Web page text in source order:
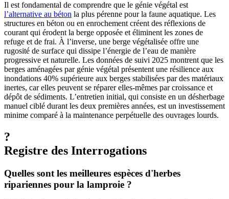
Il est fondamental de comprendre que le génie végétal est
l’alternative au béton la plus pérenne pour la faune aquatique. Les
structures en béton ou en enrochement créent des réflexions de
courant qui érodent la berge opposée et éliminent les zones de
refuge et de frai. À l’inverse, une berge végétalisée offre une
rugosité de surface qui dissipe l’énergie de l’eau de manière
progressive et naturelle. Les données de suivi 2025 montrent que les
berges aménagées par génie végétal présentent une résilience aux
inondations 40% supérieure aux berges stabilisées par des matériaux
inertes, car elles peuvent se réparer elles-mêmes par croissance et
dépôt de sédiments. L’entretien initial, qui consiste en un désherbage
manuel ciblé durant les deux premières années, est un investissement
minime comparé à la maintenance perpétuelle des ouvrages lourds.
?
Registre des Interrogations
Quelles sont les meilleures espèces d'herbes
ripariennes pour la lamproie ?